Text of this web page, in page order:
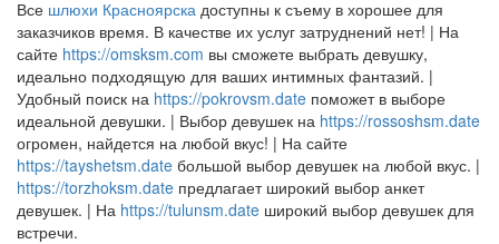
Все шлюхи Красноярска доступны к съему в хорошее для
заказчиков время. В качестве их услуг затруднений нет! | На
сайте https://omsksm.com вы сможете выбрать девушку,
идеально подходящую для ваших интимных фантазий. |
Удобный поиск на https://pokrovsm.date поможет в выборе
идеальной девушки. | Выбор девушек на https://rossoshsm.date
огромен, найдется на любой вкус! | На сайте
https://tayshetsm.date большой выбор девушек на любой вкус. |
https://torzhoksm.date предлагает широкий выбор анкет
девушек. | На https://tulunsm.date широкий выбор девушек для
встречи.